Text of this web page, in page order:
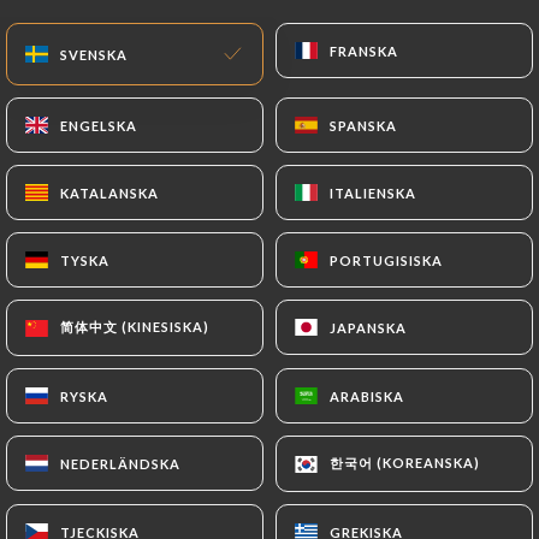
SVENSKA FRANSKA
ENGELSKA SPANSKA
KATALANSKA ITALIENSKA
TYSKA PORTUGISISKA
简体中文 (KINESISKA) JAPANSKA
RYSKA ARABISKA
NEDERLÄNDSKA 한국어 (KOREANSKA)
TJECKISKA GREKISKA
HEM/KONTAKT
Kontakt
Milo
SVENSKA FRANSKA
ENGELSKA SPANSKA
KATALANSKA ITALIENSKA
TYSKA PORTUGISISKA
简体中文 (KINESISKA) JAPANSKA
RYSKA ARABISKA
NEDERLÄNDSKA 한국어 (KOREANSKA)
TJECKISKA GREKISKA